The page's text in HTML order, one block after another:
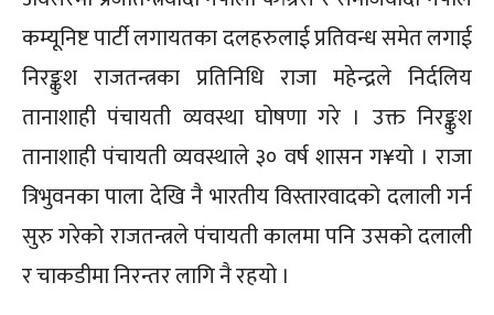
कम्यूनिष्ट पार्टी लगायतका दलहरुलाई प्रतिवन्ध समेत लगाई
निरङ्कुश राजतन्त्रका प्रतिनिधि राजा महेन्द्रले निर्दलिय
तानाशाही पंचायती व्यवस्था घोषणा गरे । उक्त निरङ्कुश
तानाशाही पंचायती व्यवस्थाले ३० वर्ष शासन ग¥यो । राजा
त्रिभुवनका पाला देखि नै भारतीय विस्तारवादको दलाली गर्न
सुरु गरेको राजतन्त्रले पंचायती कालमा पनि उसको दलाली
र चाकडीमा निरन्तर लागि नै रहयो ।